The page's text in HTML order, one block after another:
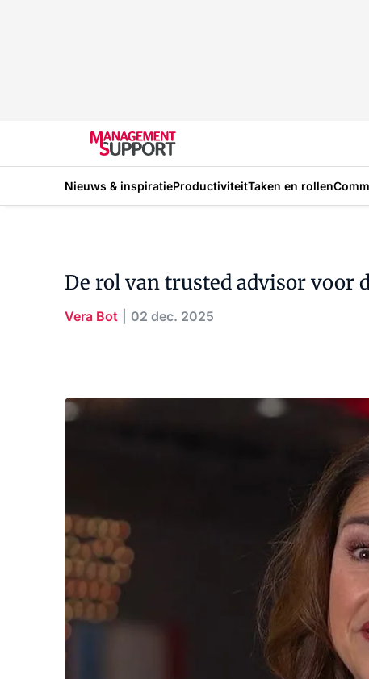
Nieuws & inspiratieProductiviteitTaken en rollen
De rol van trusted advisor voor
Vera Bot 02 dec. 2025